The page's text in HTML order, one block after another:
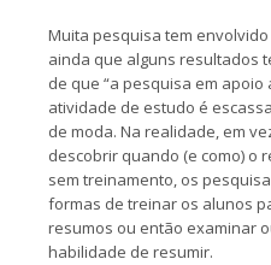
Muita pesquisa tem
ainda que alguns resultados
de que “a pesquisa em apoio
atividade de estudo é
de moda. Na realidade, em
descobrir quando (e como) o
sem treinamento, os
formas de treinar os alunos
resumos ou então examinar
habilidade de resumir.